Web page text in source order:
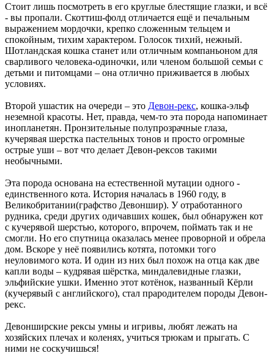
Стоит лишь посмотреть в его круглые блестящие глазки, и всё
- вы пропали. Скоттиш-фолд отличается ещё и печальным
выражением мордочки, крепко сложенным тельцем и
спокойным, тихим характером. Голосок тихий, нежный.
Шотландская кошка станет или отличным компаньоном для
сварливого человека-одиночки, или членом большой семьи с
детьми и питомцами – она отлично приживается в любых
условиях.
Второй ушастик на очереди – это Девон-рекс, кошка-эльф
неземной красоты. Нет, правда, чем-то эта порода напоминает
инопланетян. Пронзительные полупрозрачные глаза,
кучерявая шерстка пастельных тонов и просто огромные
острые уши – вот что делает Девон-рексов такими
необычными.
Эта порода основана на естественной мутации одного -
единственного кота. История началась в 1960 году, в
Великобритании(графство Девоншир). У отработанного
рудника, среди других одичавших кошек, был обнаружен кот
с кучерявой шерстью, которого, впрочем, поймать так и не
смогли. Но его спутница оказалась менее проворной и обрела
дом. Вскоре у неё появились котята, потомки того
неуловимого кота. И один из них был похож на отца как две
капли воды – кудрявая шёрстка, миндалевидные глазки,
эльфийские ушки. Именно этот котёнок, названный Кёрли
(кучерявый с английского), стал прародителем породы Девон-
рекс.
Девонширские рексы умны и игривы, любят лежать на
хозяйских плечах и коленях, учиться трюкам и прыгать. С
ними не соскучишься!